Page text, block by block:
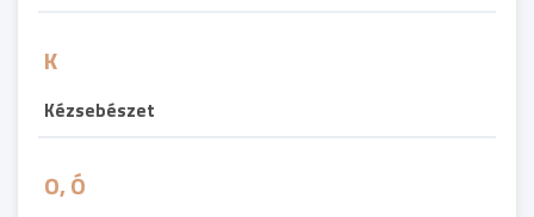
K
Kézsebészet
O, Ó